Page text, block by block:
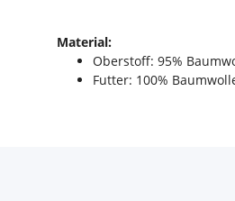
Material:
Oberstoff: 95%
Futter: 100%